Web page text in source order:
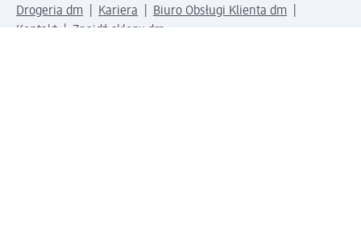
Drogeria dm Kariera
Biuro Obsługi Klienta dm
Kontakt
Znajdź sklepy dm